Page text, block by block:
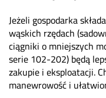
Jeżeli gospodarka
wąskich rzędach
ciągniki o mniejszych
serie 102-202) będą
zakupie i eksploatacji.
manewrowość i